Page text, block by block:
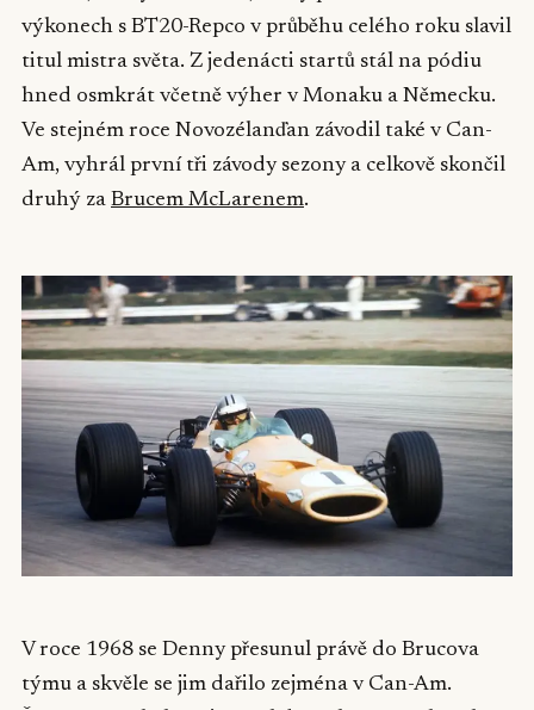
výkonech s BT20-Repco v průběhu celého roku slavil
titul mistra světa. Z jedenácti startů stál na pódiu
hned osmkrát včetně výher v Monaku a Německu.
Ve stejném roce Novozélanďan závodil také v Can-
Am, vyhrál první tři závody sezony a celkově skončil
druhý za Brucem McLarenem.
V roce 1968 se Denny přesunul právě do Brucova
týmu a skvěle se jim dařilo zejména v Can-Am.